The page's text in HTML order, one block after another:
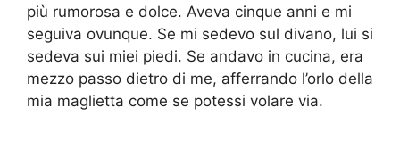
più rumorosa e dolce. Aveva cinque anni e mi
seguiva ovunque. Se mi sedevo sul divano, lui si
sedeva sui miei piedi. Se andavo in cucina, era
mezzo passo dietro di me, afferrando l’orlo della
mia maglietta come se potessi volare via.